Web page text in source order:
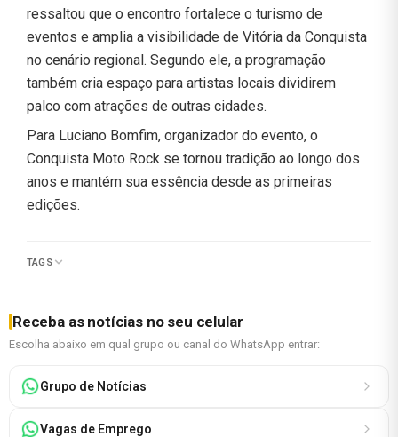
ressaltou que o encontro fortalece o turismo de
eventos e amplia a visibilidade de Vitória da Conquista
no cenário regional. Segundo ele, a programação
também cria espaço para artistas locais dividirem
palco com atrações de outras cidades.
Para Luciano Bomfim, organizador do evento, o
Conquista Moto Rock se tornou tradição ao longo dos
anos e mantém sua essência desde as primeiras
edições.
TAGS
Receba as notícias no seu celular
Escolha abaixo em qual grupo ou canal do WhatsApp entrar:
Grupo de Notícias
Vagas de Emprego